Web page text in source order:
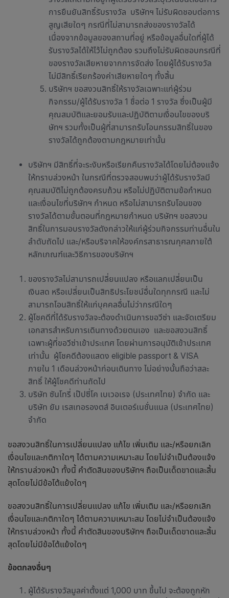
การยืนยันสิทธิ์รับรางวัล บริษัทฯ ไม่รับผิดชอบต่อการ
สูญเสียใดๆ กรณีที่ไม่สามารถส่งของรางวัลได้
เนื่องจากข้อมูลของสถานที่อยู่ หรือข้อมูลอื่นใดที่ผู้ได้
รับรางวัลได้ให้ไว้ไม่ถูกต้อง รวมถึงไม่รับผิดชอบกรณีที่
ของรางวัลเสียหายจากการจัดส่ง โดยผู้ได้รับรางวัล
ไม่มีสิทธิ์เรียกร้องค่าเสียหายใดๆ ทั้งสิ้น
บริษัทฯ ขอสงวนสิทธิ์ให้รางวัลเฉพาะแก่ผู้ร่วม
กิจกรรม/ผู้ได้รับรางวัล 1 ชื่อต่อ 1 รางวัล ซึ่งเป็นผู้มี
คุณสมบัติและยอมรับและปฏิบัติตามเงื่อนไขของบริ
ษัทฯ รวมทั้งเป็นผู้ที่สามารถรับโอนกรรมสิทธิ์ในของ
รางวัลได้ถูกต้องตามกฎหมายเท่านั้น
บริษัทฯ มีสิทธิ์ที่จะระงับหรือเรียกคืนรางวัลได้โดยไม่ต้องแจ้ง
ให้ทราบล่วงหน้า ในกรณีที่ตรวจสอบพบว่าผู้ได้รับรางวัลมี
คุณสมบัติไม่ถูกต้องครบถ้วน หรือไม่ปฏิบัติตามข้อกำหนด
และเงื่อนไขที่บริษัทฯ กำหนด หรือไม่สามารถรับโอนของ
รางวัลได้ตามขั้นตอนที่กฎหมายกำหนด บริษัทฯ ขอสงวน
สิทธิ์ในการมอบรางวัลดังกล่าวให้แก่ผู้ร่วมกิจกรรมท่านอื่นใน
ลำดับถัดไป และ/หรือบริจาคให้องค์กรสาธารณกุศลภายใต้
หลักเกณฑ์และวิธีการของบริษัทฯ
ของรางวัลไม่สามารถเปลี่ยนแปลง หรือแลกเปลี่ยนเป็น
เงินสด หรือเปลี่ยนเป็นสิทธิประโยชน์อื่นใดทุกกรณี และไม่
สามารถโอนสิทธิ์ให้แก่บุคคลอื่นไม่ว่ากรณีใดๆ
ผู้โชคดีที่ได้รับรางวัลจะต้องดำเนินการขอวีซ่า และจัดเตรียม
เอกสารสำหรับการเดินทางด้วยตนเอง และขอสงวนสิทธิ์
เฉพาะผู้ที่ขอวีซ่าเข้าประเทศ โดยผ่านการอนุมัติเข้าประเทศ
เท่านั้น ผู้โชคดีต้องแสดง eligible passport & VISA
ภายใน 1 เดือนล่วงหน้าก่อนเดินทาง ไม่อย่างนั้นถือว่าสละ
สิทธิ์ ให้ผู้โชคดีท่านถัดไป
บริษัท ซันโทรี่ เป๊ปซี่โค เบเวอเรจ (ประเทศไทย) จำกัด และ
บริษัท ยัม เรสเทอรองตส์ อินเตอร์เนชั่นแนล (ประเทศไทย)
จำกัด
ขอสงวนสิทธิ์ในการเปลี่ยนแปลง แก้ไข เพิ่มเติม และ/หรือยกเลิก
เงื่อนไขและกติกาใดๆ ได้ตามความเหมาะสม โดยไม่จำเป็นต้องแจ้ง
ให้ทราบล่วงหน้า ทั้งนี้ คำตัดสินของบริษัทฯ ถือเป็นเด็ดขาดและสิ้น
สุดโดยไม่มีข้อโต้แย้งใดๆ
ขอสงวนสิทธิ์ในการเปลี่ยนแปลง แก้ไข เพิ่มเติม และ/หรือยกเลิก
เงื่อนไขและกติกาใดๆ ได้ตามความเหมาะสม โดยไม่จำเป็นต้องแจ้ง
ให้ทราบล่วงหน้า ทั้งนี้ คำตัดสินของบริษัทฯ ถือเป็นเด็ดขาดและสิ้น
สุดโดยไม่มีข้อโต้แย้งใดๆ
ข้อตกลงอื่นๆ
ผู้ได้รับรางวัลมูลค่าตั้งแต่ 1,000 บาท ขึ้นไป จะต้องถูกหัก